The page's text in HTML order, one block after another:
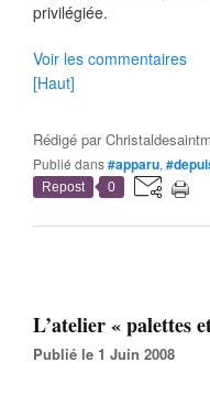
privilégiée.
Voir les commentaires
[Haut]
Rédigé par
Publié dans#apparu,
Repost 0
L’atelier « palettes
Publié le 1 Juin 2008